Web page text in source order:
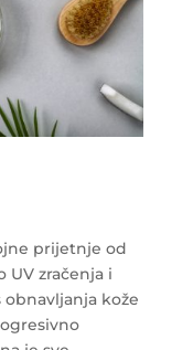
prijetnje od
UV zračenja i
obnavljanja kože